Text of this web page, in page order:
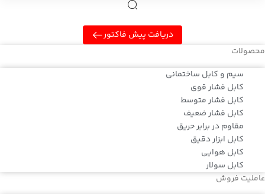
دریافت پیش فاکتور
محصولات
سیم و کابل ساختمانی
کابل فشار قوی
کابل فشار متوسط
کابل فشار ضعیف
مقاوم در برابر حریق
کابل ابزار دقیق
کابل هوایی
کابل سولار
عاملیت فروش